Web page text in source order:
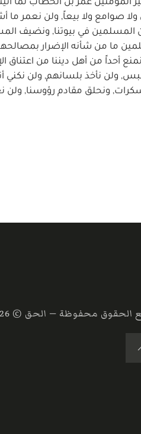
المؤمنين عمر بن الخطاب لما
ولا صوامع ولا بيعاً, ولن نعمر
في بيوتنا, ونضيف
ما من شأنه الإضرار
أحداً من أهل ديننا من اعتناق
ولن نأخذ بلسانهم, ولن نكني
ونحلق مقادم رؤوسنا, ولن
الحقوق محفوظة — الحق ©